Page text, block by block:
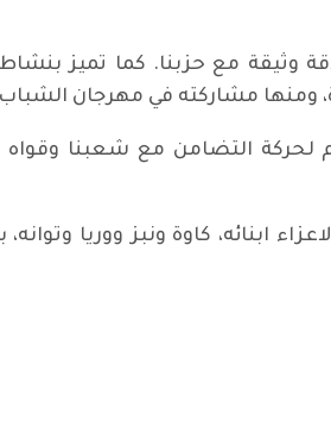
وثيقة مع حزبنا. كما تميز
مشاركته في مهرجان الشباب
لحركة التضامن مع شعبنا
ابنائه، كاوة ونبز ووريا